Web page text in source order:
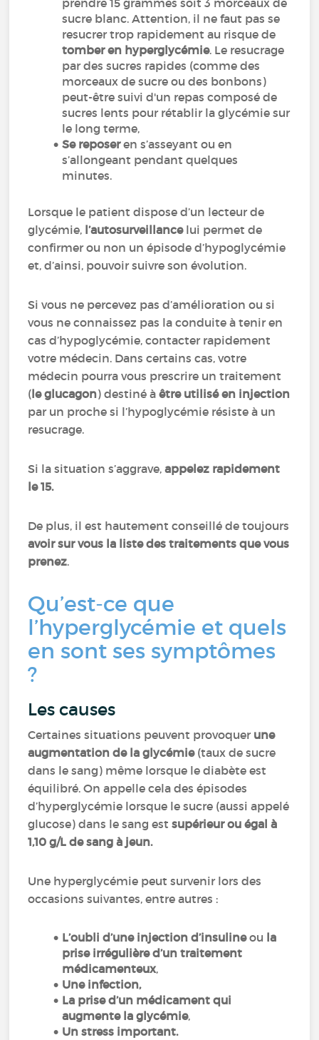
prendre 15 grammes soit 3 morceaux de
sucre blanc. Attention, il ne faut pas se
resucrer trop rapidement au risque de
tomber en hyperglycémie. Le resucrage
par des sucres rapides (comme des
morceaux de sucre ou des bonbons)
peut-être suivi d'un repas composé de
sucres lents pour rétablir la glycémie sur
le long terme,
Se reposeren s’asseyant ou en
s’allongeant pendant quelques
minutes.
Lorsque le patient dispose d’un lecteur de
glycémie, l’autosurveillance lui permet de
confirmer ou non un épisode d’hypoglycémie
et, d’ainsi, pouvoir suivre son évolution.
Si vous ne percevez pas d’amélioration ou si
vous ne connaissez pas la conduite à tenir en
cas d’hypoglycémie, contacter rapidement
votre médecin. Dans certains cas, votre
médecin pourra vous prescrire un traitement
(le glucagon) destiné àêtre utilisé en injection
par un proche si l’hypoglycémie résiste à un
resucrage.
Si la situation s’aggrave, appelez rapidement
le 15.
De plus, il est hautement conseillé de toujours
avoir sur vous la liste des traitements que vous
prenez.
Qu’est-ce que
l’hyperglycémie et quels
en sont ses symptômes
?
Les causes
Certaines situations peuvent provoquer une
augmentation de la glycémie(taux de sucre
dans le sang) même lorsque le diabète est
équilibré. On appelle cela des épisodes
d’hyperglycémie lorsque le sucre (aussi appelé
glucose) dans le sang estsupérieur ou égal à
1,10 g/L de sang à jeun.
Une hyperglycémie peut survenir lors des
occasions suivantes, entre autres :
L’oubli d’une injection d’insulineou la
prise irrégulière d’un traitement
médicamenteux,
Une infection,
La prise d’un médicament qui
augmente la glycémie,
Un stress important.